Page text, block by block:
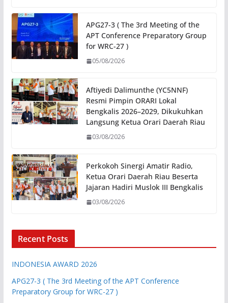
APG27-3 ( The 3rd Meeting of the
APT Conference Preparatory Group
for WRC-27 )
05/08/2026
Aftiyedi Dalimunthe (YC5NNF)
Resmi Pimpin ORARI Lokal
Bengkalis 2026–2029, Dikukuhkan
Langsung Ketua Orari Daerah Riau
03/08/2026
Perkokoh Sinergi Amatir Radio,
Ketua Orari Daerah Riau Beserta
Jajaran Hadiri Muslok III Bengkalis
03/08/2026
Recent Posts
INDONESIA AWARD 2026
APG27-3 ( The 3rd Meeting of the APT Conference
Preparatory Group for WRC-27 )